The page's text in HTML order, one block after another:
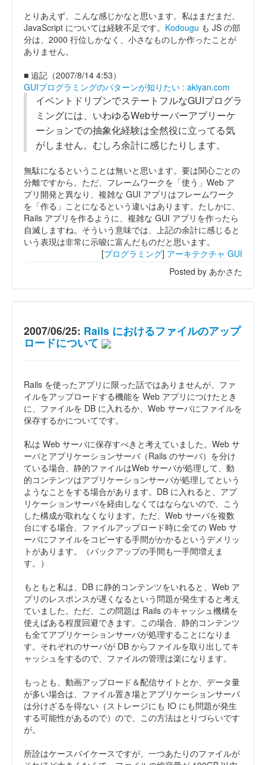
とりあえず、こんな感じかなと思います。私はまだまだ、
JavaScript については経験不足です。 Kodougu も JS の部
分は、2000 行位しかなく、小さなものしか作ったことが
ありません。
■ 追記（2007/8/14 4:53）
GUIプログラミングのパターンが知りたい : akiyan.com
イベントドリブンでステートフルなGUIプログラ
ミングには、いわゆるWebサーバーアプリーケ
ーションでの抽象化経験は全然役に立ってる気
がしません。むしろ余計に感じたりします。
無駄になるということは無いと思います。要は関心ごとの
分離ですから。ただ、フレームワークを「使う」Web ア
プリ開発と異なり、複雑な GUI アプリはフレームワーク
を「作る」ことになるという違いはあります。たしかに、
Rails アプリを作るように、複雑な GUI アプリを作ったら
自滅しますね。そういう意味では、上記の余計に感じると
いう表現は非常に示唆に富んだものだと思います。
[プログラミング] アーキテクチャ GUI
Posted by あかさた
2007/06/25: Rails におけるファイルのアップ
ロードについて
Rails を使ったアプリに限った話ではありませんが、ファ
イルをアップロードする機能を Web アプリにつけたとき
に、ファイルを DB に入れるか、Web サーバにファイルを
保存するかについてです。
私は Web サーバに保存すべきと考えていました。Web サ
ーバとアプリケーションサーバ（Rails のサーバ）を分け
ている場合、静的ファイルはWeb サーバが処理して、動
的コンテンツはアプリケーションサーバが処理してという
ようなことをする場合があります。DB に入れると、アプ
リケーションサーバを経由しなくてはならないので、こう
した構成が取れなくなります。ただ、Web サーバを複数
台にする場合、ファイルアップロード時に全ての Web サ
ーバにファイルをコピーする手間がかかるというデメリッ
トがあります。（バックアップの手間も一手間増えま
す。）
もともと私は、DB に静的コンテンツをいれると、Web ア
プリのレスポンスが遅くなるという問題が発生すると考え
ていました。ただ、この問題は Rails のキャッシュ機構を
使えばある程度回避できます。この場合、静的コンテンツ
も全てアプリケーションサーバが処理することになりま
す。それぞれのサーバが DB からファイルを取り出してキ
ャッシュをするので、ファイルの管理は楽になります。
もっとも、動画アップロード＆配信サイトとか、データ量
が多い場合は、ファイル置き場とアプリケーションサーバ
は分けざるを得ない（ストレージにも IO にも問題が発生
する可能性があるので）ので、この方法はとりづらいです
が。
所詮はケースバイケースですが、一つあたりのファイルが